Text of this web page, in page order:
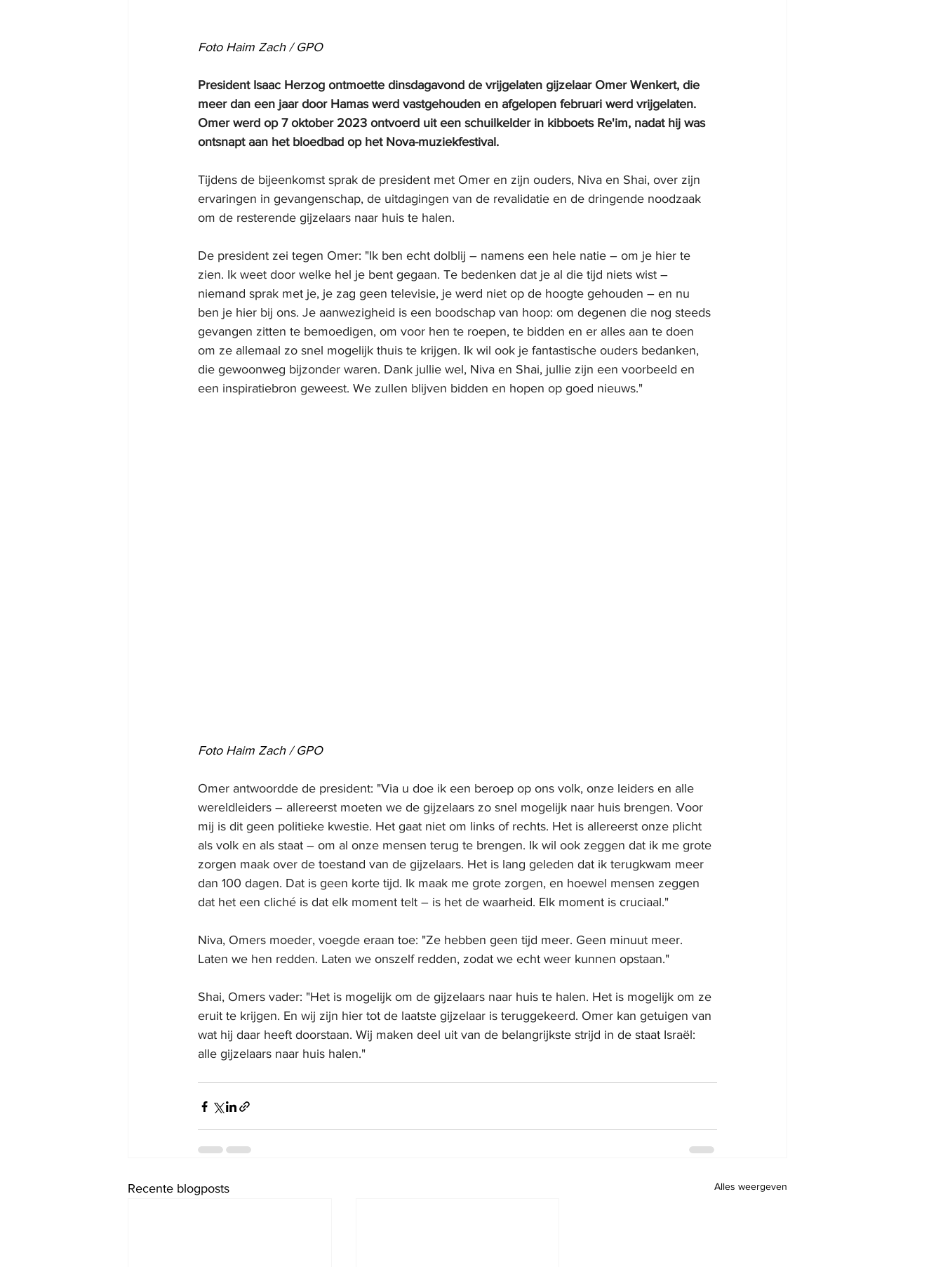
Foto Haim Zach / GPO
President Isaac Herzog ontmoette dinsdagavond de vrijgelaten gijzelaar Omer Wenkert, die
meer dan een jaar door Hamas werd vastgehouden en afgelopen februari werd vrijgelaten.
Omer werd op 7 oktober 2023 ontvoerd uit een schuilkelder in kibboets Re'im, nadat hij was
ontsnapt aan het bloedbad op het Nova-muziekfestival.
Tijdens de bijeenkomst sprak de president met Omer en zijn ouders, Niva en Shai, over zijn
ervaringen in gevangenschap, de uitdagingen van de revalidatie en de dringende noodzaak
om de resterende gijzelaars naar huis te halen.
De president zei tegen Omer: "Ik ben echt dolblij – namens een hele natie – om je hier te
zien. Ik weet door welke hel je bent gegaan. Te bedenken dat je al die tijd niets wist –
niemand sprak met je, je zag geen televisie, je werd niet op de hoogte gehouden – en nu
ben je hier bij ons. Je aanwezigheid is een boodschap van hoop: om degenen die nog steeds
gevangen zitten te bemoedigen, om voor hen te roepen, te bidden en er alles aan te doen
om ze allemaal zo snel mogelijk thuis te krijgen. Ik wil ook je fantastische ouders bedanken,
die gewoonweg bijzonder waren. Dank jullie wel, Niva en Shai, jullie zijn een voorbeeld en
een inspiratiebron geweest. We zullen blijven bidden en hopen op goed nieuws."
Foto Haim Zach / GPO
Omer antwoordde de president: "Via u doe ik een beroep op ons volk, onze leiders en alle
wereldleiders – allereerst moeten we de gijzelaars zo snel mogelijk naar huis brengen. Voor
mij is dit geen politieke kwestie. Het gaat niet om links of rechts. Het is allereerst onze plicht
als volk en als staat – om al onze mensen terug te brengen. Ik wil ook zeggen dat ik me grote
zorgen maak over de toestand van de gijzelaars. Het is lang geleden dat ik terugkwam meer
dan 100 dagen. Dat is geen korte tijd. Ik maak me grote zorgen, en hoewel mensen zeggen
dat het een cliché is dat elk moment telt – is het de waarheid. Elk moment is cruciaal."
Niva, Omers moeder, voegde eraan toe: "Ze hebben geen tijd meer. Geen minuut meer.
Laten we hen redden. Laten we onszelf redden, zodat we echt weer kunnen opstaan."
Shai, Omers vader: "Het is mogelijk om de gijzelaars naar huis te halen. Het is mogelijk om ze
eruit te krijgen. En wij zijn hier tot de laatste gijzelaar is teruggekeerd. Omer kan getuigen van
wat hij daar heeft doorstaan. Wij maken deel uit van de belangrijkste strijd in de staat Israël:
alle gijzelaars naar huis halen."
Recente blogposts Alles weergeven